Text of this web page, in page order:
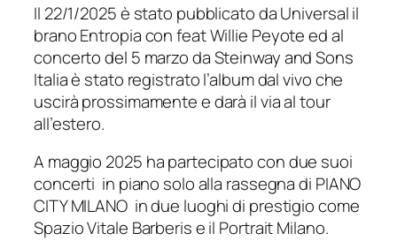
Il 22/1/2025 è stato pubblicato da Universal il
brano Entropia con feat Willie Peyote ed al
concerto del 5 marzo da Steinway and Sons
Italia è stato registrato l’album dal vivo che
uscirà prossimamente e darà il via al tour
all’estero.
A maggio 2025 ha partecipato con due suoi
concerti in piano solo alla rassegna di PIANO
CITY MILANO in due luoghi di prestigio come
Spazio Vitale Barberis e il Portrait Milano.